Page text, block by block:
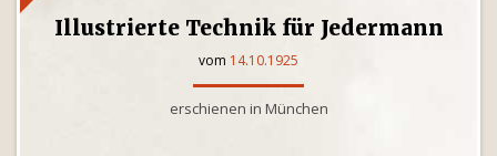
Illustrierte Technik für Jedermann
vom 14.10.1925
erschienen in München